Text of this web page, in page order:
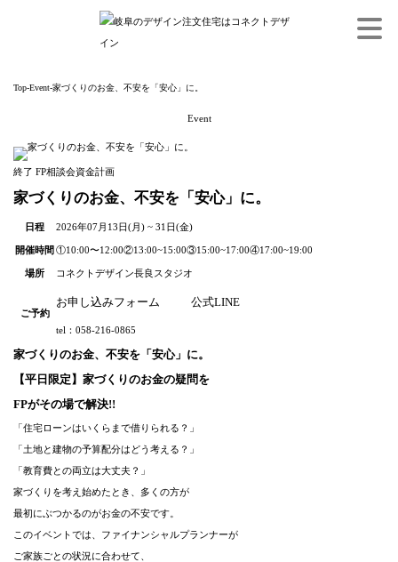
Top-Event-家づくりのお金、不安を「安心」に。
Event
終了 FP相談会資金計画
家づくりのお金、不安を「安心」に。
日程 2026年07月13日(月) ~ 31日(金)
開催時間 ①10:00〜12:00②13:00~15:00③15:00~17:00④17:00~19:00
場所 コネクトデザイン長良スタジオ
ご予約
お申し込みフォーム 公式LINE
tel：058-216-0865
家づくりのお金、不安を「安心」に。
【平日限定】家づくりのお金の疑問を
FPがその場で解決!!
「住宅ローンはいくらまで借りられる？」
「土地と建物の予算配分はどう考える？」
「教育費との両立は大丈夫？」
家づくりを考え始めたとき、多くの方が
最初にぶつかるのがお金の不安です。
このイベントでは、ファイナンシャルプランナーが
ご家族ごとの状況に合わせて、